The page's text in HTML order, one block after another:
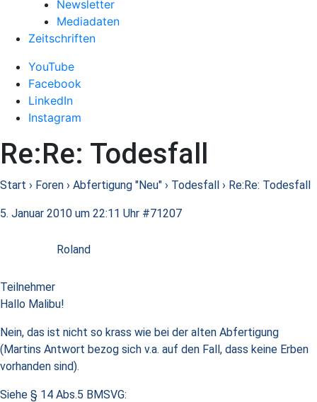
Newsletter
Mediadaten
Zeitschriften
YouTube
Facebook
LinkedIn
Instagram
Re:Re: Todesfall
Start › Foren › Abfertigung "Neu" › Todesfall › Re:Re: Todesfall
5. Januar 2010 um 22:11 Uhr #71207
Roland
Teilnehmer
Hallo Malibu!
Nein, das ist nicht so krass wie bei der alten Abfertigung
(Martins Antwort bezog sich v.a. auf den Fall, dass keine Erben
vorhanden sind).
Siehe § 14 Abs.5 BMSVG: